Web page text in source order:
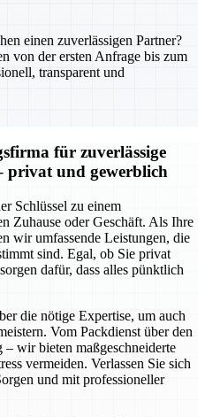
einen zuverlässigen Partner?
von der ersten Anfrage bis zum
transparent und
für zuverlässige
privat und gewerblich
Schlüssel zu einem
Zuhause oder Geschäft. Als Ihre
wir umfassende Leistungen, die
sind. Egal, ob Sie privat
dafür, dass alles pünktlich
die nötige Expertise, um auch
Vom Packdienst über den
wir bieten maßgeschneiderte
vermeiden. Verlassen Sie sich
und mit professioneller